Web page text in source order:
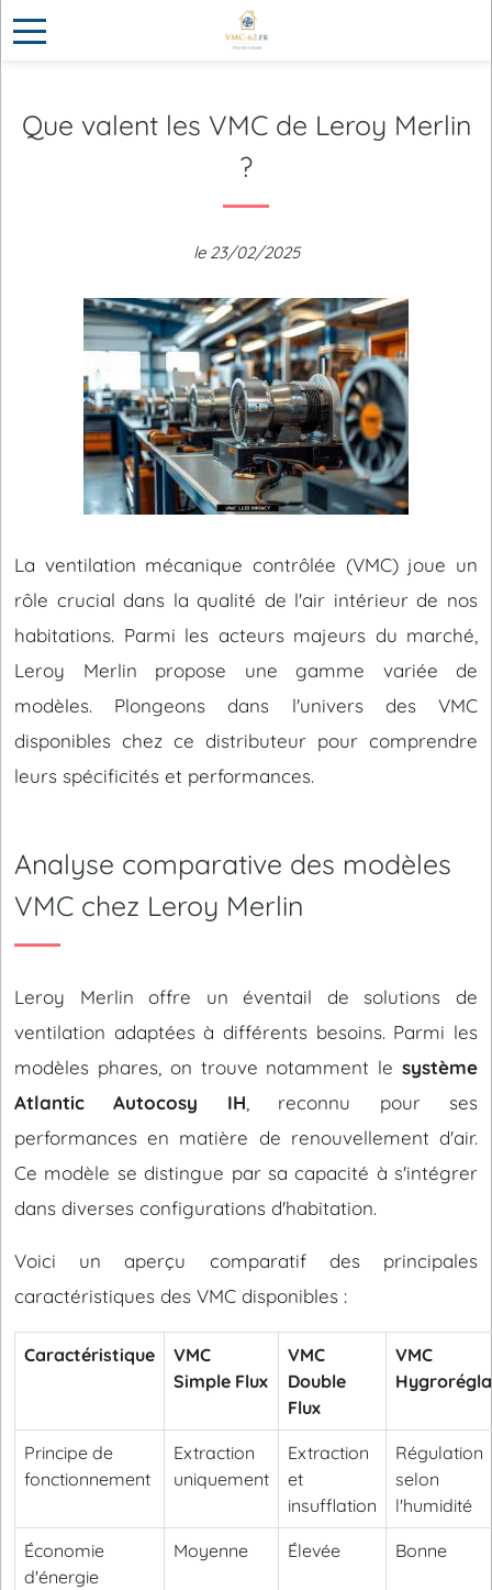
Que valent les VMC de Leroy Merlin
?
le 23/02/2025
La ventilation mécanique contrôlée (VMC) joue un
rôle crucial dans la qualité de l'air intérieur de nos
habitations. Parmi les acteurs majeurs du marché,
Leroy Merlin propose une gamme variée de
modèles. Plongeons dans l'univers des VMC
disponibles chez ce distributeur pour comprendre
leurs spécificités et performances.
Analyse comparative des modèles
VMC chez Leroy Merlin
Leroy Merlin offre un éventail de solutions de
ventilation adaptées à différents besoins. Parmi les
modèles phares, on trouve notamment le système
Atlantic Autocosy IH , reconnu pour ses
performances en matière de renouvellement d'air.
Ce modèle se distingue par sa capacité à s'intégrer
dans diverses configurations d'habitation.
Voici un aperçu comparatif des principales
caractéristiques des VMC disponibles :
Caractéristique
VMC
Simple Flux
VMC
Double
Flux
VMC
Principe de
fonctionnement
Extraction
uniquement
Extraction
et
insufflation
Régulation
selon
l'humidité
Économie
d'énergie
Moyenne Élevée Bonne